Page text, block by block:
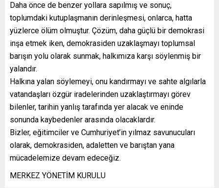
Daha önce de benzer yollara sapılmış ve sonuç,
toplumdaki kutuplaşmanın derinleşmesi, onlarca, hatta
yüzlerce ölüm olmuştur. Çözüm, daha güçlü bir demokrasi
inşa etmek iken, demokrasiden uzaklaşmayı toplumsal
barışın yolu olarak sunmak, halkımıza karşı söylenmiş bir
yalandır.
Halkına yalan söylemeyi, onu kandırmayı ve sahte algılarla
vatandaşları özgür iradelerinden uzaklaştırmayı görev
bilenler, tarihin yanlış tarafında yer alacak ve eninde
sonunda kaybedenler arasında olacaklardır.
Bizler, eğitimciler ve Cumhuriyet’in yılmaz savunucuları
olarak, demokrasiden, adaletten ve barıştan yana
mücadelemize devam edeceğiz.
MERKEZ YÖNETİM KURULU